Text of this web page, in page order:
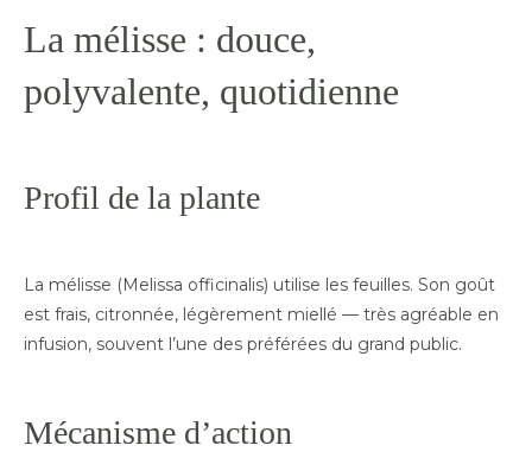
La mélisse : douce,
polyvalente, quotidienne
Profil de la plante
La mélisse (Melissa officinalis) utilise les feuilles. Son goût
est frais, citronnée, légèrement miellé — très agréable en
infusion, souvent l’une des préférées du grand public.
Mécanisme d’action